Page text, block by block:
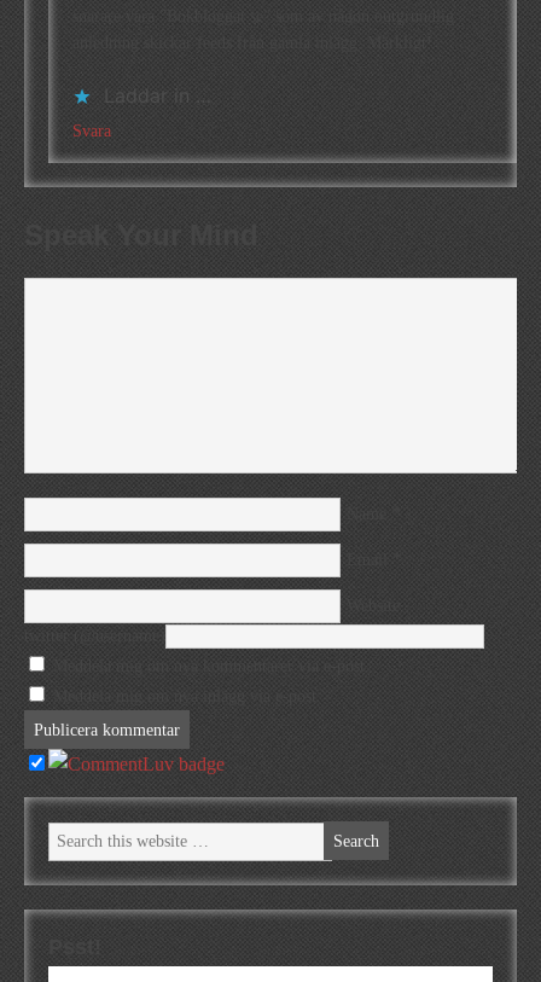
snarare vara ”Bokbloggar.se” som av någon outgrundlig
anledning skickar feeds från gamla inlägg. Märkligt!
Laddar in …
Svara
Speak Your Mind
twitter (@username)
Meddela mig om nya kommentarer via e-post.
Meddela mig om nya inlägg via e-post.